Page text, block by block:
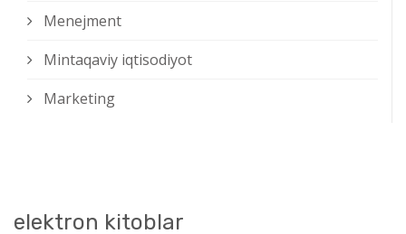
Menejment
Mintaqaviy iqtisodiyot
Marketing
elektron kitoblar